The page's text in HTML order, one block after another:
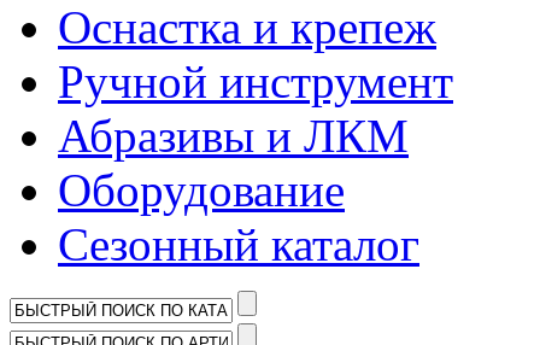
Оснастка и крепеж
Ручной инструмент
Абразивы и ЛКМ
Оборудование
Сезонный каталог